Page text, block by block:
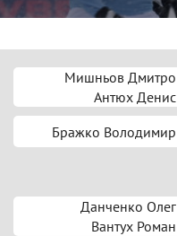
Мишньов Дмитро
Антюх Денис
Бражко Володимир
Данченко Олег
Вантух Роман